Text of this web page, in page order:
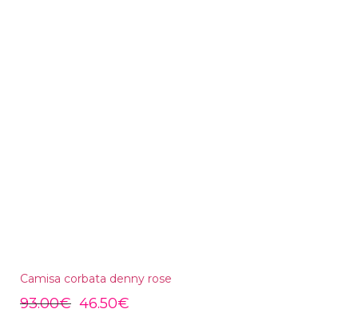
Camisa corbata denny rose
93.00€ 46.50€